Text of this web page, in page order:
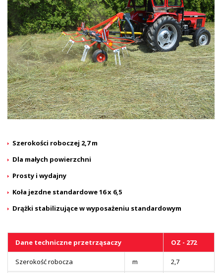
Szerokości roboczej 2,7 m
Dla małych powierzchni
Prosty i wydajny
Koła jezdne standardowe 16 x 6,5
Drążki stabilizujące w wyposażeniu standardowym
Dane techniczne przetrząsaczy OZ - 272
Szerokość robocza m 2,7